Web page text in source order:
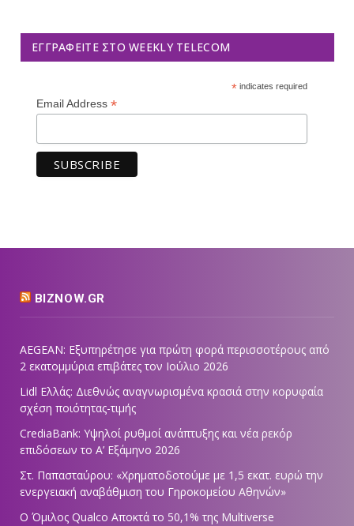
ΕΓΓΡΑΦΕΊΤΕ ΣΤΟ WEEKLY TELECOM
*indicates required
Email Address *
BIZNOW.GR
AEGEAN: Εξυπηρέτησε για πρώτη φορά περισσοτέρους από
2 εκατομμύρια επιβάτες τον Ιούλιο 2026
Lidl Ελλάς: Διεθνώς αναγνωρισμένα κρασιά στην κορυφαία
σχέση ποιότητας-τιμής
CrediaBank: Υψηλοί ρυθμοί ανάπτυξης και νέα ρεκόρ
επιδόσεων το Α’ Εξάμηνο 2026
Στ. Παπασταύρου: «Χρηματοδοτούμε με 1,5 εκατ. ευρώ την
ενεργειακή αναβάθμιση του Γηροκομείου Αθηνών»
Ο Όμιλος Qualco Αποκτά το 50,1% της Multiverse